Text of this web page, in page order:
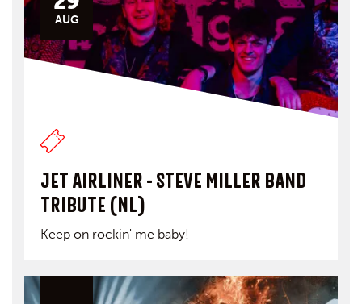
AUG
JET AIRLINER - STEVE MILLER BAND
TRIBUTE (NL)
Keep on rockin' me baby!